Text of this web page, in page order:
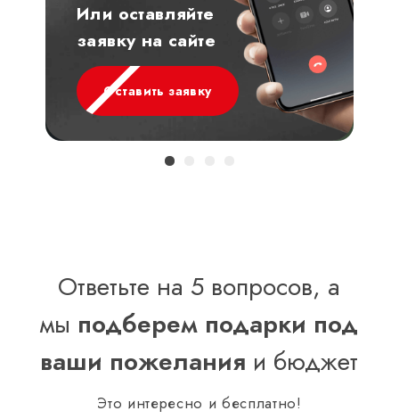
Или оставляйте
заявку на сайте
Оставить заявку
Ответьте на 5 вопросов, а
мы подберем подарки под
ваши пожелания и бюджет
Это интересно и бесплатно!